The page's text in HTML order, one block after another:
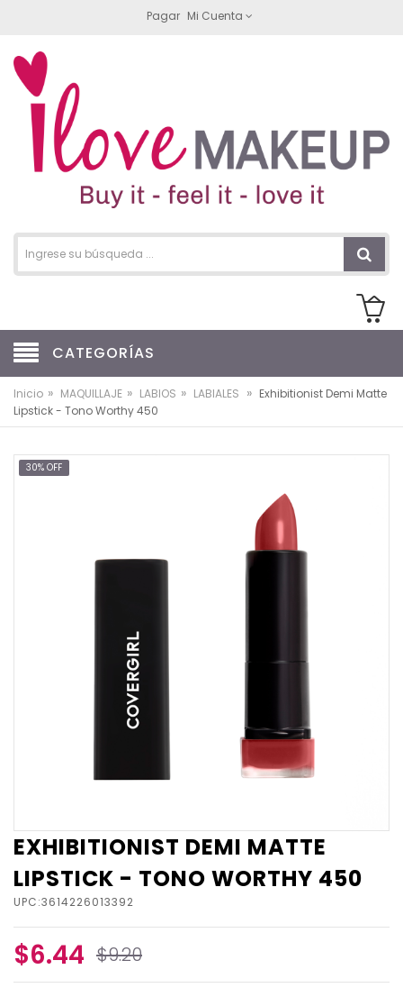
Pagar Mi Cuenta
CATEGORÍAS
Inicio » MAQUILLAJE » LABIOS » LABIALES » Exhibitionist Demi Matte
Lipstick - Tono Worthy 450
30% OFF
EXHIBITIONIST DEMI MATTE
LIPSTICK - TONO WORTHY 450
UPC:3614226013392
$6.44 $9.20